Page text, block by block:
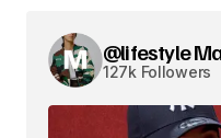
@lifestyle
127k Followers